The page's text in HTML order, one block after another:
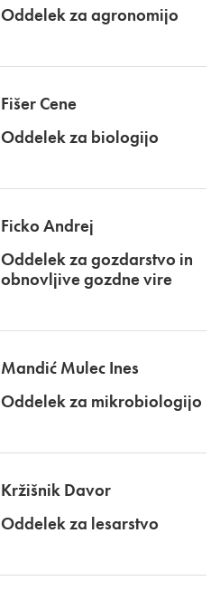
Oddelek za agronomijo
Fišer Cene
Oddelek za biologijo
Ficko Andrej
Oddelek za gozdarstvo in
obnovljive gozdne vire
Mandić Mulec Ines
Oddelek za mikrobiologijo
Kržišnik Davor
Oddelek za lesarstvo